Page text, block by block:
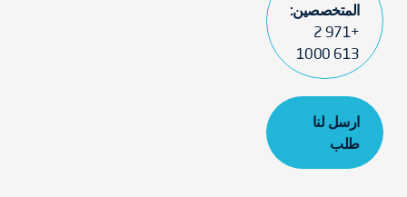
المتخصصين:
+971 2
613 1000
ارسل لنا
طلب